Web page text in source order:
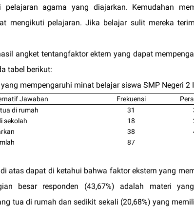
pelajaran agama yang diajarkan. Kemudahan
mengikuti pelajaran. Jika belajar sulit mereka
angket tentangfaktor ektern yang dapat
tabel berikut:
mempengaruhi minat belajar siswa SMP Negeri 2
Jawaban Frekuensi
di rumah
sekolah
31
18
38
87
atas dapat di ketahui bahwa faktor ekstern yang
besar responden (43,67%) adalah materi
tua di rumah dan sedikit sekali (20,68%) yang